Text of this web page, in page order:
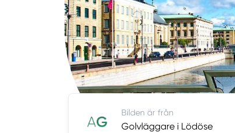
Bilden är från
Golvläggare i Lödöse